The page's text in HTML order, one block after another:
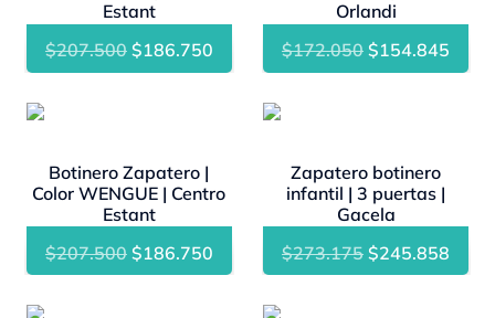
Estant
$207.500 El
precio
$207.500.
$186.750El
precio
actual
$186.750.
Orlandi
$172.050 El
precio
$172.050.
$154.845
Botinero Zapatero |
Color WENGUE | Centro
Estant
$207.500 El
precio
$186.750El
precio
actual
Zapatero botinero
infantil | 3 puertas |
Gacela
$273.175 El
precio
$245.858